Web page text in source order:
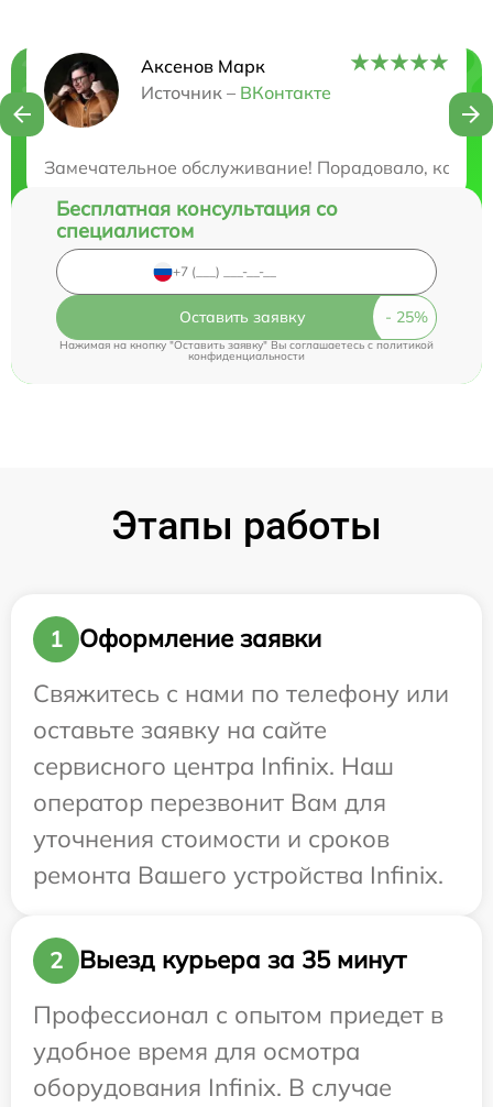
Аксенов Марк
Источник – ВКонтакте
Замечательное обслуживание! Порадовало, как
Нужна консультация?
Бесплатная консультация со
специалистом
Оставить заявку
Нажимая на кнопку "Оставить заявку" Вы соглашаетесь cполитикой
конфиденциальности
Этапы работы
1
Оформление заявки
Свяжитесь с нами по телефону или
оставьте заявку на сайте
сервисного центра Infinix. Наш
оператор перезвонит Вам для
уточнения стоимости и сроков
ремонта Вашего устройства Infinix.
2
Выезд курьера за 35 минут
Профессионал с опытом приедет в
удобное время для осмотра
оборудования Infinix. В случае